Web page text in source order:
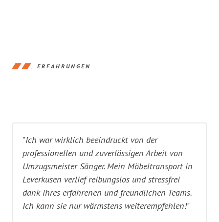
ERFAHRUNGEN
"Ich war wirklich beeindruckt von der
professionellen und zuverlässigen Arbeit von
Umzugsmeister Sänger. Mein Möbeltransport in
Leverkusen verlief reibungslos und stressfrei
dank ihres erfahrenen und freundlichen Teams.
Ich kann sie nur wärmstens weiterempfehlen!"